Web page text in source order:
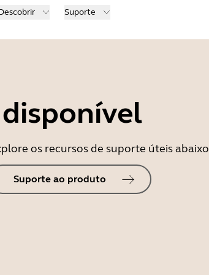
Suporte
os recursos de suporte úteis abaixo
Suporte ao produto